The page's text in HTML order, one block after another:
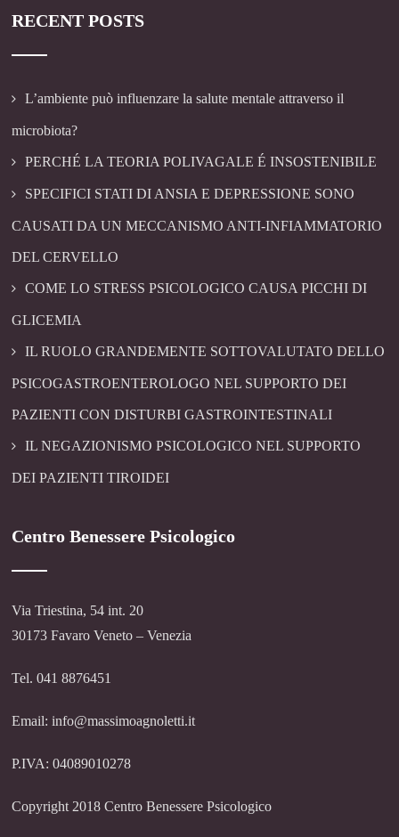
RECENT POSTS
L’ambiente può influenzare la salute mentale attraverso il
microbiota?
PERCHÉ LA TEORIA POLIVAGALE É INSOSTENIBILE
SPECIFICI STATI DI ANSIA E DEPRESSIONE SONO
CAUSATI DA UN MECCANISMO ANTI-INFIAMMATORIO
DEL CERVELLO
COME LO STRESS PSICOLOGICO CAUSA PICCHI DI
GLICEMIA
IL RUOLO GRANDEMENTE SOTTOVALUTATO DELLO
PSICOGASTROENTEROLOGO NEL SUPPORTO DEI
PAZIENTI CON DISTURBI GASTROINTESTINALI
IL NEGAZIONISMO PSICOLOGICO NEL SUPPORTO
DEI PAZIENTI TIROIDEI
Centro Benessere Psicologico
Via Triestina, 54 int. 20
30173 Favaro Veneto – Venezia
Tel. 041 8876451
Email: info@massimoagnoletti.it
P.IVA: 04089010278
Copyright 2018 Centro Benessere Psicologico